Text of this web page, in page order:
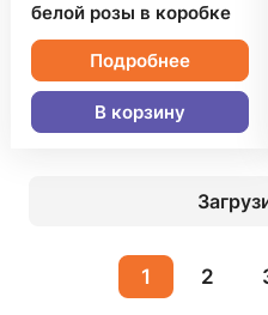
белой розы в коробке
Подробнее
В корзину
1 2